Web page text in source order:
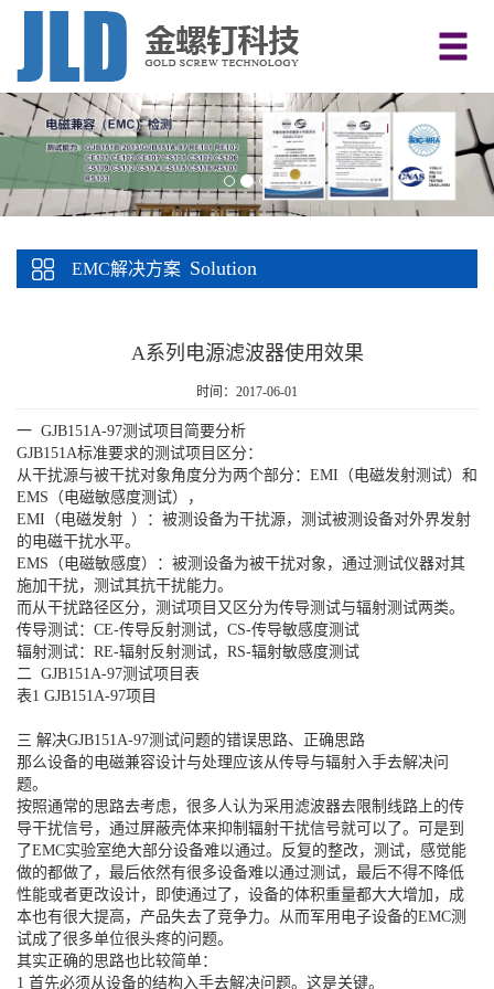
EMC解决方案 Solution
A系列电源滤波器使用效果
时间：2017-06-01
一 GJB151A-97测试项目简要分析
GJB151A标准要求的测试项目区分：
从干扰源与被干扰对象角度分为两个部分：EMI（电磁发射测试）和
EMS（电磁敏感度测试），
EMI（电磁发射 ）：被测设备为干扰源，测试被测设备对外界发射
的电磁干扰水平。
EMS（电磁敏感度）：被测设备为被干扰对象，通过测试仪器对其
施加干扰，测试其抗干扰能力。
而从干扰路径区分，测试项目又区分为传导测试与辐射测试两类。
传导测试：CE-传导反射测试，CS-传导敏感度测试
辐射测试：RE-辐射反射测试，RS-辐射敏感度测试
二 GJB151A-97测试项目表
表1 GJB151A-97项目
三 解决GJB151A-97测试问题的错误思路、正确思路
那么设备的电磁兼容设计与处理应该从传导与辐射入手去解决问
题。
按照通常的思路去考虑，很多人认为采用滤波器去限制线路上的传
导干扰信号，通过屏蔽壳体来抑制辐射干扰信号就可以了。可是到
了EMC实验室绝大部分设备难以通过。反复的整改，测试，感觉能
做的都做了，最后依然有很多设备难以通过测试，最后不得不降低
性能或者更改设计，即使通过了，设备的体积重量都大大增加，成
本也有很大提高，产品失去了竞争力。从而军用电子设备的EMC测
试成了很多单位很头疼的问题。
其实正确的思路也比较简单：
1 首先必须从设备的结构入手去解决问题。这是关键。